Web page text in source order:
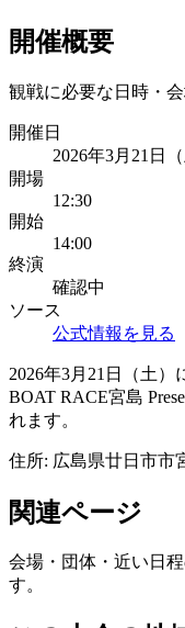
開催概要
観戦に必要な日時・
開催日
2026年3月21日（
開場
12:30
開始
14:00
終演
確認中
ソース
公式情報を見る
2026年3月21日（土
BOAT RACE宮島
れます。
住所: 広島県廿日市市
関連ページ
会場・団体・近い日
す。